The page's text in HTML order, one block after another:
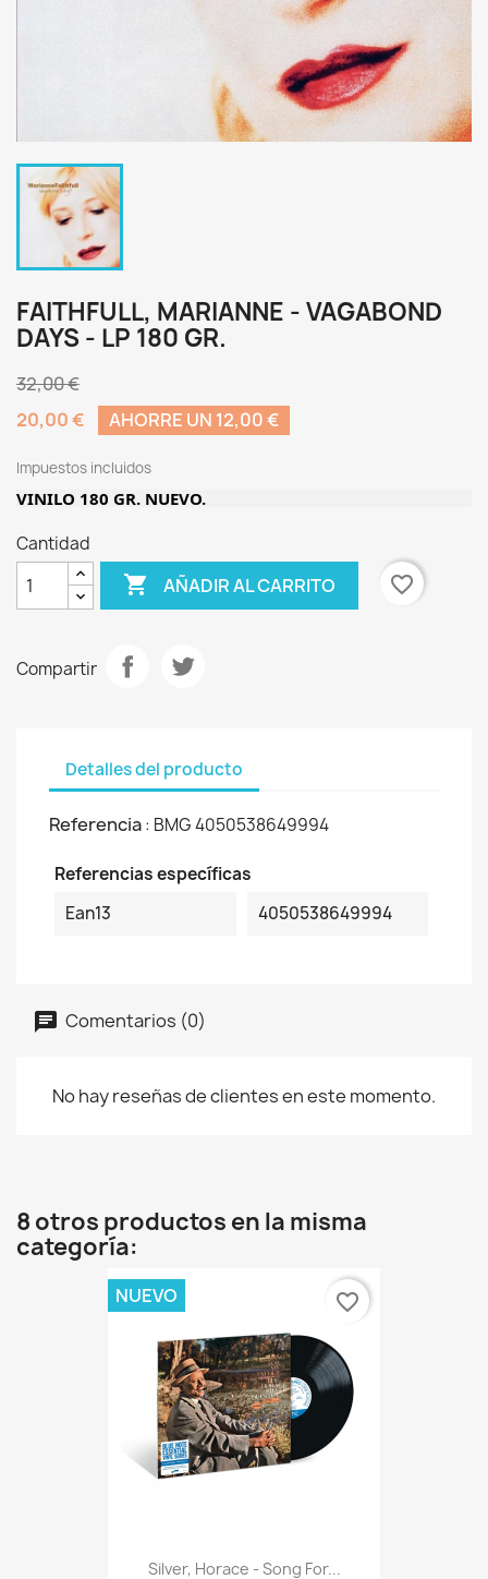
FAITHFULL, MARIANNE - VAGABOND
DAYS - LP 180 GR.
32,00 €
20,00 €
AHORRE UN 12,00 €
Impuestos incluidos
VINILO 180 GR. NUEVO.
Cantidad
 AÑADIR AL CARRITO favorite_border
Compartir
Detalles del producto
Referencia: BMG 4050538649994
Referencias específicas
Ean13
4050538649994
Comentarios (0)
No hay reseñas de clientes en este momento.
8 otros productos en la misma
categoría:
Silver, Horace - Song For...
NUEVO favorite_border